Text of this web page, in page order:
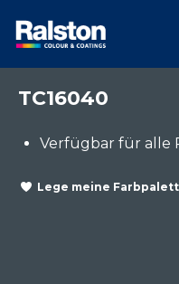
TC16040
Verfügbar für alle
Lege meine